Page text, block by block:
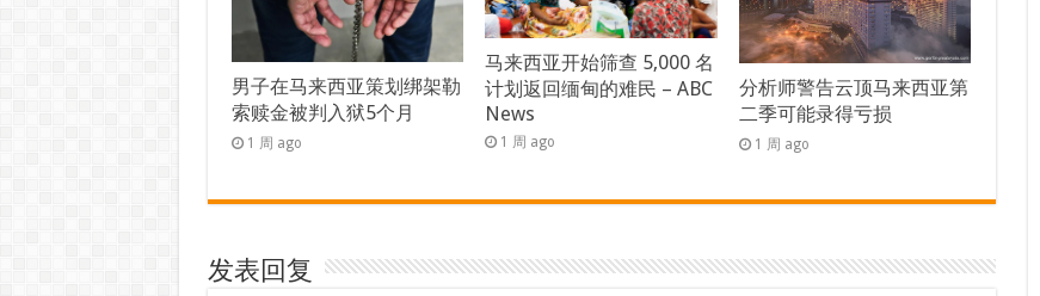
男子在马来西亚策划绑架勒
索赎金被判入狱5个月
1 周 ago
马来西亚开始筛查 5,000 名
计划返回缅甸的难民 – ABC
News
1 周 ago
分析师警告云顶马来西亚第
二季可能录得亏损
1 周 ago
发表回复